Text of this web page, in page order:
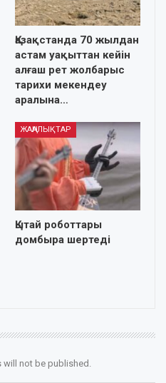
Қазақстанда 70 жылдан
астам уақыттан кейін
алғаш рет жолбарыс
тарихи мекендеу
аралына…
ЖАҢАЛЫҚТАР
Қытай роботтары
домбыра шертеді
will not be published.